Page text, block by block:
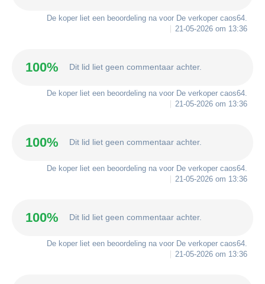
De koper liet een beoordeling na voor De verkoper caos64
21-05-2026 om 13:36
100% Dit lid liet geen commentaar achter.
De koper liet een beoordeling na voor De verkoper caos64
21-05-2026 om 13:36
100% Dit lid liet geen commentaar achter.
De koper liet een beoordeling na voor De verkoper caos64
21-05-2026 om 13:36
100% Dit lid liet geen commentaar achter.
De koper liet een beoordeling na voor De verkoper caos64
21-05-2026 om 13:36